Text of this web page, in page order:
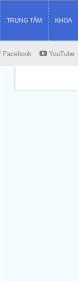
TRUNG TÂM KHOA
Facebook YouTube